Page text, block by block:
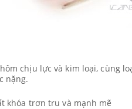
chịu lực và kim loại, cùng
nặng.
khóa trơn tru và mạnh mẽ